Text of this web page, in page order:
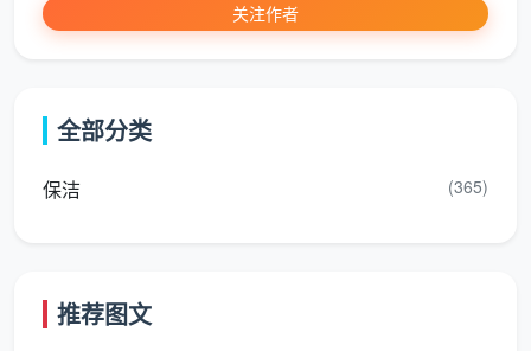
关注作者
全部分类
保洁 (365)
推荐图文